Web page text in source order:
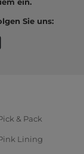
Sie uns:
& Pack
Lining